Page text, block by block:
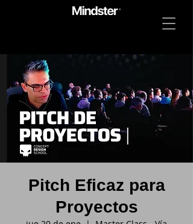
Pitch Eficaz para
Proyectos